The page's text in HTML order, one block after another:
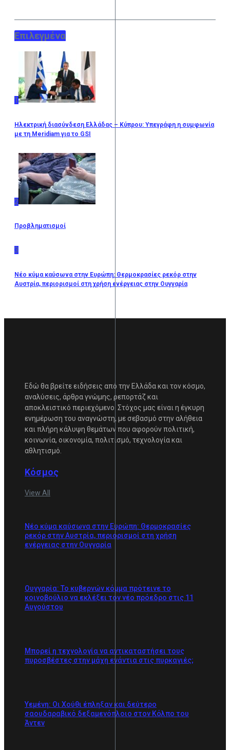
Επιλεγμένα
1
Ηλεκτρική διασύνδεση Ελλάδας – Κύπρου: Υπεγράφη η συμφωνία
με τη Meridiam για το GSI
2
Προβληματισμοί
3
Νέο κύμα καύσωνα στην Ευρώπη: Θερμοκρασίες ρεκόρ στην
Αυστρία, περιορισμοί στη χρήση ενέργειας στην Ουγγαρία
Εδώ θα βρείτε ειδήσεις από την Ελλάδα και τον κόσμο,
αναλύσεις, άρθρα γνώμης, ρεπορτάζ και
αποκλειστικό περιεχόμενο. Στόχος μας είναι η έγκυρη
ενημέρωση του αναγνώστη, με σεβασμό στην αλήθεια
και πλήρη κάλυψη θεμάτων που αφορούν πολιτική,
κοινωνία, οικονομία, πολιτισμό, τεχνολογία και
αθλητισμό.
Κόσμος
View All
Νέο κύμα καύσωνα στην Ευρώπη: Θερμοκρασίες
ρεκόρ στην Αυστρία, περιορισμοί στη χρήση
ενέργειας στην Ουγγαρία
Ουγγαρία: Το κυβερνών κόμμα πρότεινε το
κοινοβούλιο να εκλέξει τον νέο πρόεδρο στις 11
Αυγούστου
Μπορεί η τεχνολογία να αντικαταστήσει τους
πυροσβέστες στην μάχη ενάντια στις πυρκαγιές;
Υεμένη: Οι Χούθι έπληξαν και δεύτερο
σαουδαραβικό δεξαμενόπλοιο στον Κόλπο του
Άντεν